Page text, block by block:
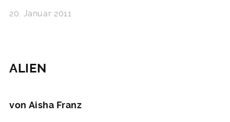
20. Januar 2011
ALIEN
von Aisha Franz